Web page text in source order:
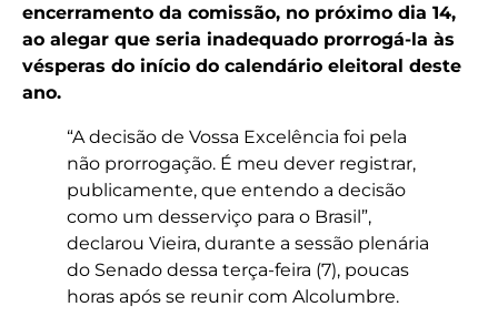
encerramento da comissão, no próximo dia 14,
ao alegar que seria inadequado prorrogá-la às
vésperas do início do calendário eleitoral deste
ano.
“A decisão de Vossa Excelência foi pela
não prorrogação. É meu dever registrar,
publicamente, que entendo a decisão
como um desserviço para o Brasil”,
declarou Vieira, durante a sessão plenária
do Senado dessa terça-feira (7), poucas
horas após se reunir com Alcolumbre.